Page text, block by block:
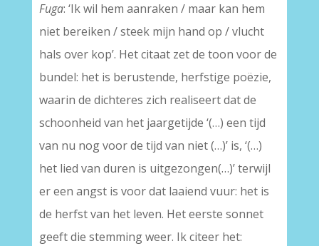
Fuga: ‘Ik wil hem aanraken / maar kan hem
niet bereiken / steek mijn hand op / vlucht
hals over kop’. Het citaat zet de toon voor de
bundel: het is berustende, herfstige poëzie,
waarin de dichteres zich realiseert dat de
schoonheid van het jaargetijde ‘(…) een tijd
van nu nog voor de tijd van niet (…)’ is, ‘(…)
het lied van duren is uitgezongen(…)’ terwijl
er een angst is voor dat laaiend vuur: het is
de herfst van het leven. Het eerste sonnet
geeft die stemming weer. Ik citeer het: